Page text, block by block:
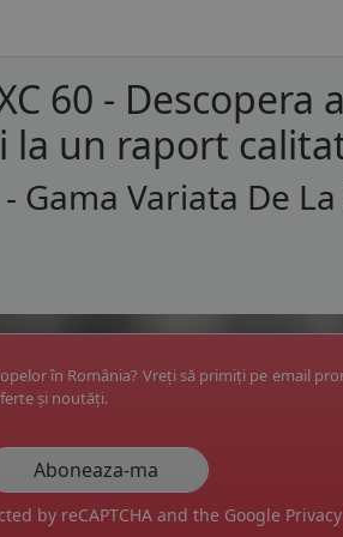
60 - Descopera
un raport
Gama Variata De
în România? Vreți să primiți pe email
și noutăți.
by reCAPTCHA and the Google